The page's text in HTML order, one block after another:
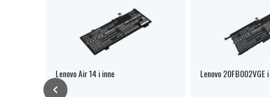
Lenovo Air 14 i inne Lenovo 20FB002VGE